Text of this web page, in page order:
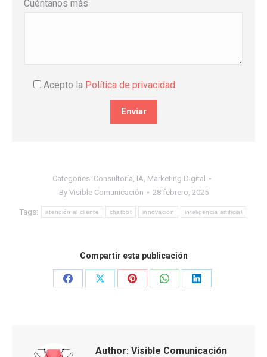
Cuéntanos más
Acepto la Política de privacidad
Categories: Consultoría, IA, Marketing Digital
By Visible Comunicación 28 febrero, 2025
Tags: atención al cliente chatbot innovacion inteligencia artificial
Compartir esta publicación
Share
Share
Share
Share
Share
Author: Visible Comunicación